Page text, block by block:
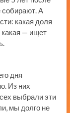
собирают. А
какая доля
какая — ищет
дня
Из них
выбрали эти
мы долго не